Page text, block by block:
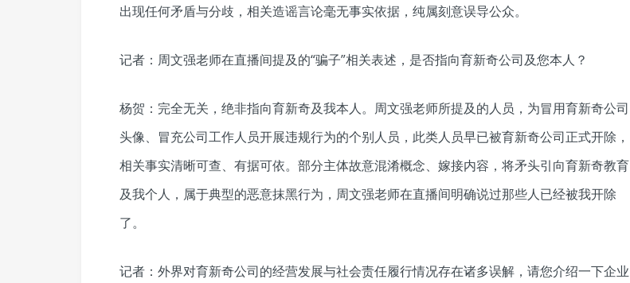
出现任何矛盾与分歧，相关造谣言论毫无事实依据，纯属刻意误导公众。
记者：周文强老师在直播间提及的“骗子”相关表述，是否指向育新奇公司及您本人？
杨贺：完全无关，绝非指向育新奇及我本人。周文强老师所提及的人员，为冒用育新奇公司
头像、冒充公司工作人员开展违规行为的个别人员，此类人员早已被育新奇公司正式开除，
相关事实清晰可查、有据可依。部分主体故意混淆概念、嫁接内容，将矛头引向育新奇教育
及我个人，属于典型的恶意抹黑行为，周文强老师在直播间明确说过那些人已经被我开除
了。
记者：外界对育新奇公司的经营发展与社会责任履行情况存在诸多误解，请您介绍一下企业